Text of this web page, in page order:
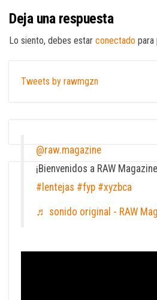
Deja una respuesta
Lo siento, debes estar conectado para
Tweets by rawmgzn
@raw.magazine
¡Bienvenidos a RAW
#lentejas #fyp #xyzbca
♬ sonido original - RAW